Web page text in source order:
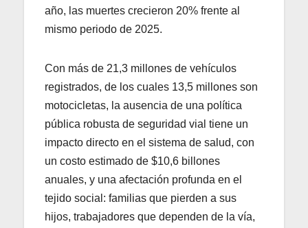
año, las muertes crecieron 20% frente al
mismo periodo de 2025.
Con más de 21,3 millones de vehículos
registrados, de los cuales 13,5 millones son
motocicletas, la ausencia de una política
pública robusta de seguridad vial tiene un
impacto directo en el sistema de salud, con
un costo estimado de $10,6 billones
anuales, y una afectación profunda en el
tejido social: familias que pierden a sus
hijos, trabajadores que dependen de la vía,